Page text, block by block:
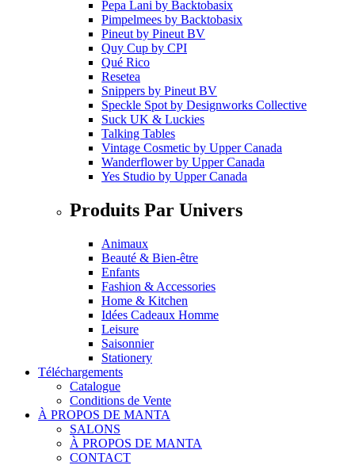
Pepa Lani by Backtobasix
Pimpelmees by Backtobasix
Pineut by Pineut BV
Quy Cup by CPI
Qué Rico
Resetea
Snippers by Pineut BV
Speckle Spot by Designworks Collective
Suck UK & Luckies
Talking Tables
Vintage Cosmetic by Upper Canada
Wanderflowerby Upper Canada
Yes Studio by Upper Canada
Produits Par Univers
Animaux
Beauté & Bien-être
Enfants
Fashion & Accessories
Home & Kitchen
Idées Cadeaux Homme
Leisure
Saisonnier
Stationery
Téléchargements
Catalogue
Conditions de Vente
À PROPOS DE MANTA
SALONS
À PROPOS DE MANTA
CONTACT